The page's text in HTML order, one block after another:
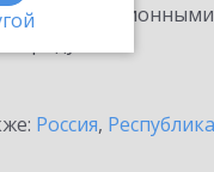
с
Россия,